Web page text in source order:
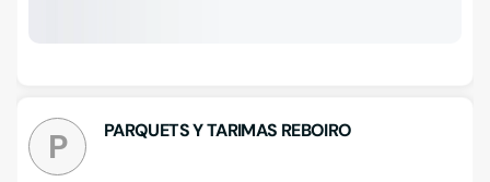
P PARQUETS Y TARIMAS REBOIRO